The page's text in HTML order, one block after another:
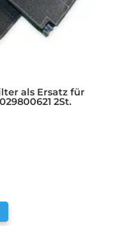
als Ersatz für
2St.